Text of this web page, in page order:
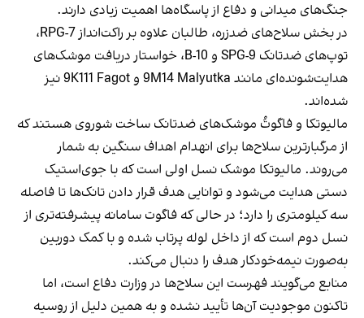
جنگ‌های میدانی و دفاع از پاسگاه‌ها اهمیت زیادی دارند.
در بخش سلاح‌های ضدزره، طالبان علاوه بر راکت‌انداز RPG-7،
توپ‌های ضدتانک SPG-9 و B-10، خواستار دریافت موشک‌های
هدایت‌شونده‌ای مانند 9M14 Malyutka و 9K111 Fagot نیز
شده‌اند.
مالیوتکا و فاگوتُ موشک‌های ضدتانک ساخت شوروی هستند که
از مرگبارترین سلاح‌ها برای انهدام اهداف سنگین به شمار
می‌روند. مالیوتکا موشک نسل اولی است که با جوی‌استیک
دستی هدایت می‌شود و توانایی هدف قرار دادن تانک‌ها تا فاصله
سه کیلومتری را دارد؛ در حالی که فاگوت سامانه پیشرفته‌تری از
نسل دوم است که از داخل لوله پرتاب شده و با کمک دوربین
به‌صورت نیمه‌خودکار هدف را دنبال می‌کند.
منابع می‌گویند فهرست این سلاح‌ها در وزارت دفاع است، اما
تاکنون موجودیت آن‌ها تأیید نشده و به همین دلیل از روسیه